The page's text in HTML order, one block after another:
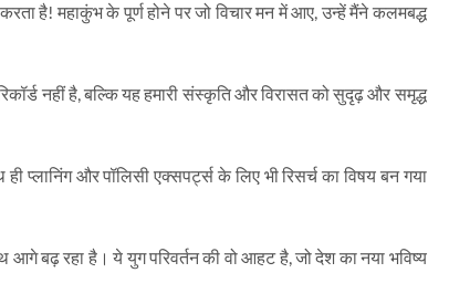
है! महाकुंभ के पूर्ण होने पर जो विचार मन में आए, उन्हें मैंने कलमबद्ध
नहीं है, बल्कि यह हमारी संस्कृति और विरासत को सुदृढ़ और समृद्ध
और पॉलिसी एक्सपर्ट्स के लिए भी रिसर्च का विषय बन गया
बढ़ रहा है। ये युग परिवर्तन की वो आहट है, जो देश का नया भविष्य